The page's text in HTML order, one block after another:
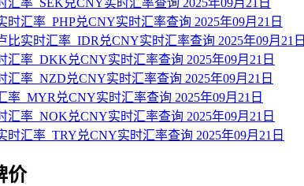
汇率_PHP兑CNY实时汇率查询 2025年09月21日
实时汇率_IDR兑CNY实时汇率查询 2025年09月21日
率_DKK兑CNY实时汇率查询 2025年09月21日
率_NZD兑CNY实时汇率查询 2025年09月21日
_MYR兑CNY实时汇率查询 2025年09月21日
率_NOK兑CNY实时汇率查询 2025年09月21日
汇率_TRY兑CNY实时汇率查询 2025年09月21日
价